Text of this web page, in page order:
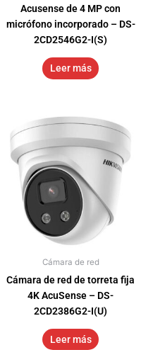
Acusense de 4 MP con
micrófono incorporado – DS-
2CD2546G2-I(S)
Leer más
Cámara de red
Cámara de red de torreta fija
4K AcuSense – DS-
2CD2386G2-I(U)
Leer más